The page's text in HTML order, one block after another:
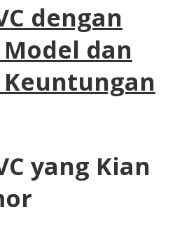
dengan
dan
yang Kian